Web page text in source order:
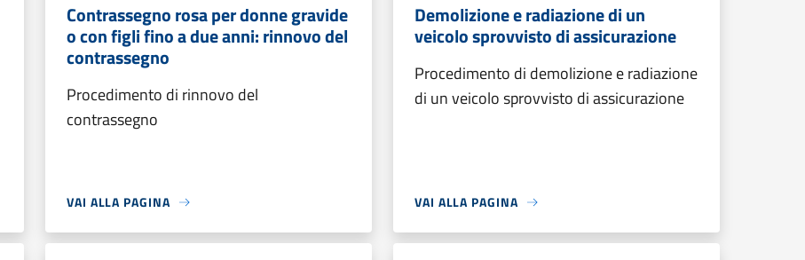
Contrassegno rosa per donne gravide
o con figli fino a due anni: rinnovo del
contrassegno
Procedimento di rinnovo del
contrassegno
VAI ALLA PAGINA
Demolizione e radiazione di un
veicolo sprovvisto di assicurazione
Procedimento di demolizione e radiazione
di un veicolo sprovvisto di assicurazione
VAI ALLA PAGINA